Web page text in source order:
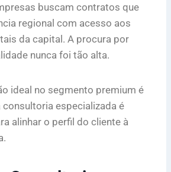
buscam contratos que
regional com acesso aos
da capital. A procura por
nunca foi tão alta.
ideal no segmento premium é
especializada é
alinhar o perfil do cliente à